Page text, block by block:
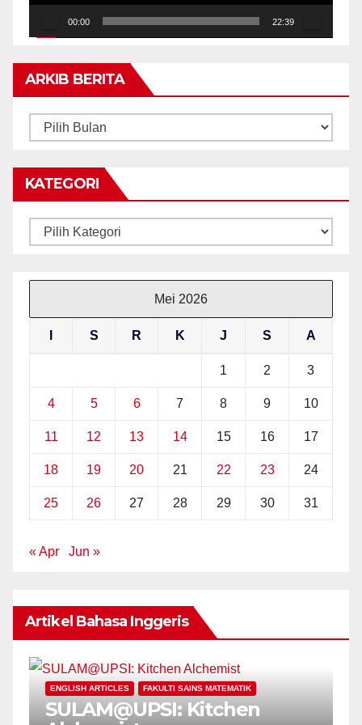
00:00 22:39
ARKIB BERITA
ARKIB
KATEGORI
Kategori
Mei 2026
S R K J S A
1 2 3
4 5 6 7 8 9 10
11 12 13 14 15 16 17
18 19 20 21 22 23 24
25 26 27 28 29 30 31
« Apr Jun »
Artikel Bahasa Inggeris
ENGLISH ARTICLES FAKULTI SAINS MATEMATIK
SULAM@UPSI: Kitchen